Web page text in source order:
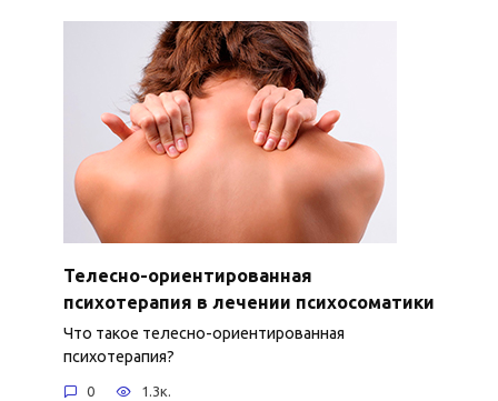
Телесно-ориентированная
психотерапия в лечении психосоматики
Что такое телесно-ориентированная
психотерапия?
0 1.3к.